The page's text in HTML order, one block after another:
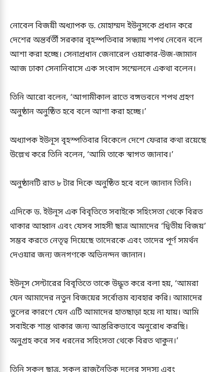
নোবেল বিজয়ী অধ্যাপক ড. মোহাম্মদ ইউনুসকে প্রধান করে
দেশের অন্তর্বর্তী সরকার বৃহস্পতিবার সন্ধ্যায় শপথ নেবেন বলে
আশা করা হচ্ছে। সেনাপ্রধান জেনারেল ওয়াকার-উজ-জামান
আজ ঢাকা সেনানিবাসে এক সংবাদ সম্মেলনে একথা বলেন।
তিনি আরো বলেন, ‘আগামীকাল রাতে বঙ্গভবনে শপথ গ্রহণ
অনুষ্ঠান অনুষ্ঠিত হবে বলে আশা করা হচ্ছে।’
অধ্যাপক ইউনূস বৃহস্পতিবার বিকেলে দেশে ফেরার কথা রয়েছে
উল্লেখ করে তিনি বলেন, ‘আমি তাকে স্বাগত জানাব।’
অনুষ্ঠানটি রাত ৮ টার দিকে অনুষ্ঠিত হবে বলে জানান তিনি।
এদিকে ড. ইউনূস এক বিবৃতিতে সবাইকে সহিংসতা থেকে বিরত
থাকার আহ্বান এবং যেসব সাহসী ছাত্র আমাদের ‘দ্বিতীয় বিজয়’
সম্ভব করতে নেতৃত্ব দিয়েছে তাদেরকে এবং তাদের পূর্ণ সমর্থন
দেওয়ার জন্য জনগণকে অভিনন্দন জানান।
ইউনূস সেন্টারের বিবৃতিতে তাকে উদ্ধৃত করে বলা হয়, ‘আমরা
যেন আমাদের নতুন বিজয়ের সর্বোত্তম ব্যবহার করি। আমাদের
ভুলের কারণে যেন এটি আমাদের হাতছাড়া হয়ে না যায়। আমি
সবাইকে শান্ত থাকার জন্য আন্তরিকভাবে অনুরোধ করছি।
অনুগ্রহ করে সব ধরনের সহিংসতা থেকে বিরত থাকুন।’